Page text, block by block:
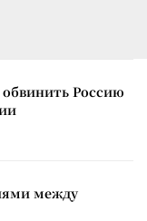
Россию
между